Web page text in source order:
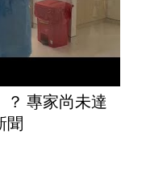
？ 專家尚未達
聞